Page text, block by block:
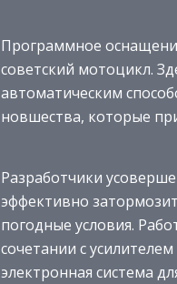
Программное
советский мотоцикл.
автоматическим
новшества, которые
Разработчики
эффективно
погодные условия.
сочетании с
электронная система